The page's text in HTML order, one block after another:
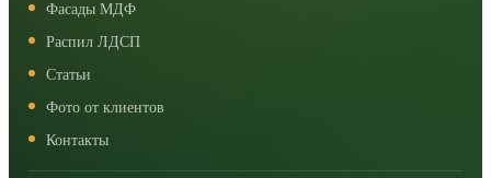
Фасады МДФ
Распил ЛДСП
Статьи
Фото от клиентов
Контакты